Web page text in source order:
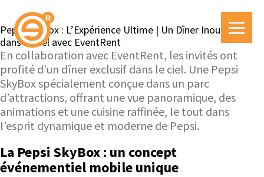
Pepsi SkyBox : L’Expérience Ultime | Un Dîner Inoubliable
dans le Ciel avec EventRent
En collaboration avec EventRent, les invités ont
profité d’un dîner exclusif dans le ciel. Une Pepsi
SkyBox spécialement conçue dans un parc
d’attractions, offrant une vue panoramique, des
animations et une cuisine raffinée, le tout dans
l’esprit dynamique et moderne de Pepsi.
La Pepsi SkyBox : un concept
événementiel mobile unique